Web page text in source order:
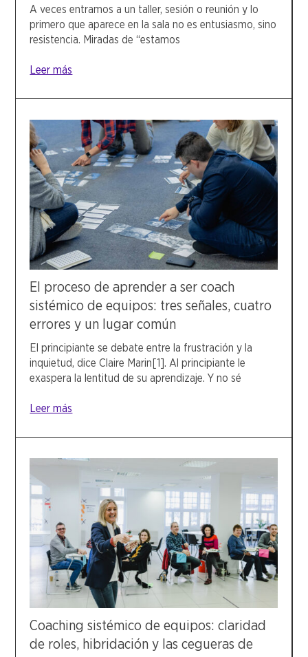
A veces entramos a un taller, sesión o reunión y lo
primero que aparece en la sala no es entusiasmo, sino
resistencia. Miradas de “estamos
Leer más
El proceso de aprender a ser coach
sistémico de equipos: tres señales, cuatro
errores y un lugar común
El principiante se debate entre la frustración y la
inquietud, dice Claire Marin[1]. Al principiante le
exaspera la lentitud de su aprendizaje. Y no sé
Leer más
Coaching sistémico de equipos: claridad
de roles, hibridación y las cegueras de